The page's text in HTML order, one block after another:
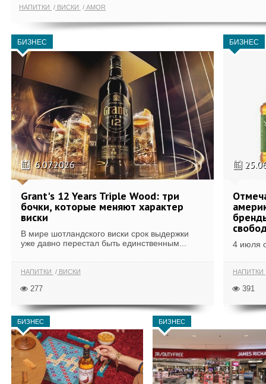
НАПИТКИ ВИСКИ AMOR
БИЗНЕС
6.07.2026
Grant's 12 Years Triple Wood: три
бочки, которые меняют характер
виски
В мире шотландского виски срок выдержки
уже давно перестал быть единственным...
НАПИТКИ ВИСКИ
277
БИЗНЕС
4 июля
НАПИТКИ
391
БИЗНЕС БИЗНЕС